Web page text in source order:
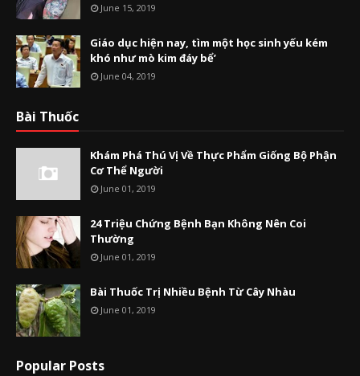
June 15, 2019
Giáo dục hiện nay, tìm một học sinh yếu kém
khó như mò kim đáy bể’
June 04, 2019
Bài Thuốc
Khám Phá Thú Vị Về Thực Phẩm Giống Bộ Phận
Cơ Thể Người
June 01, 2019
24 Triệu Chứng Bệnh Bạn Không Nên Coi
Thường
June 01, 2019
Bài Thuốc Trị Nhiều Bệnh Từ Cây Nhàu
June 01, 2019
Popular Posts